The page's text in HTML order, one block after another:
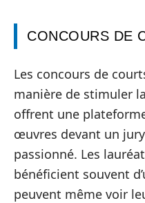
CONCOURS DE
Les concours de
manière de stimuler
offrent une
œuvres devant un
passionné. Les
bénéficient souvent
peuvent même voir